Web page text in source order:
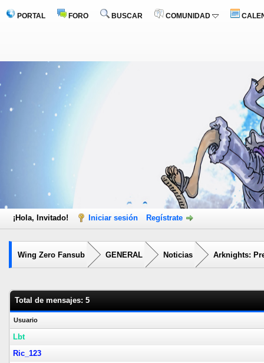
PORTAL FORO BUSCAR COMUNIDAD
¡Hola, Invitado! Iniciar sesión Regístrate
Wing Zero Fansub GENERAL Noticias Arknights:
Total de mensajes: 5
Usuario
Lbt
Ric_123